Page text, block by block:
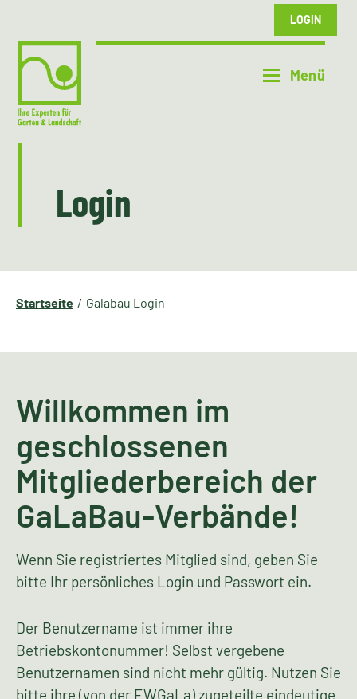
LOGIN
Login
Startseite Galabau Login
Willkommen im
geschlossenen
Mitgliederbereich der
GaLaBau-Verbände!
Wenn Sie registriertes Mitglied sind, geben Sie
bitte Ihr persönliches Login und Passwort ein.
Der Benutzername ist immer ihre
Betriebskontonummer! Selbst vergebene
Benutzernamen sind nicht mehr gültig. Nutzen Sie
bitte ihre (von der EWGaLa) zugeteilte eindeutige